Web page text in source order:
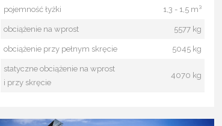
pojemność łyżki 1,3 - 1,5 m³
obciążenie na wprost 5577 kg
obciążenie przy pełnym skręcie 5045 kg
statyczne obciążenie na wprost
i przy skręcie
4070 kg